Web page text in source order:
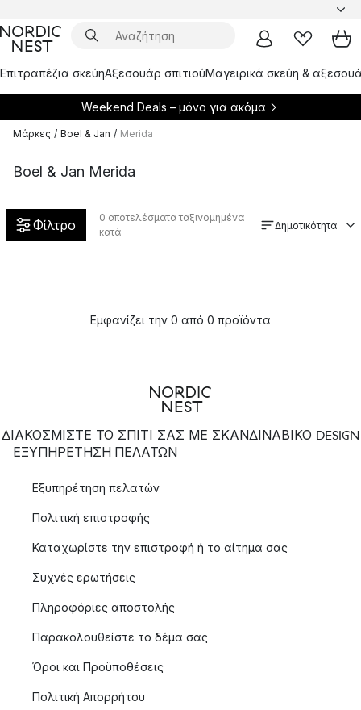
Επιτραπέζια σκεύηΑξεσουάρ σπιτιούΜαγειρικά σκεύη &
Weekend Deals – μόνο για ακόμα
Μάρκες / Boel & Jan / Merida
Boel & Jan Merida
Φίλτρο 0 αποτελέσματα ταξινομημένα
κατά
Δημοτικότητα
Εμφανίζει την 0 από 0 προϊόντα
ΔΙΑΚΟΣΜΙΣΤΕ ΤΟ ΣΠΙΤΙ ΣΑΣ ΜΕ ΣΚΑΝΔΙΝΑΒΙΚΟ DESIGN
ΕΞΥΠΗΡΈΤΗΣΗ ΠΕΛΑΤΏΝ
Εξυπηρέτηση πελατών
Πολιτική επιστροφής
Καταχωρίστε την επιστροφή ή το αίτημα σας
Συχνές ερωτήσεις
Πληροφόριες αποστολής
Παρακολουθείστε το δέμα σας
Όροι και Προϋποθέσεις
Πολιτική Απορρήτου